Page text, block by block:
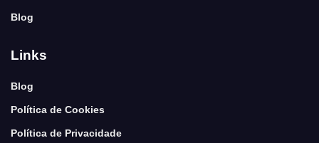
Blog
Links
Blog
Política de Cookies
Política de Privacidade